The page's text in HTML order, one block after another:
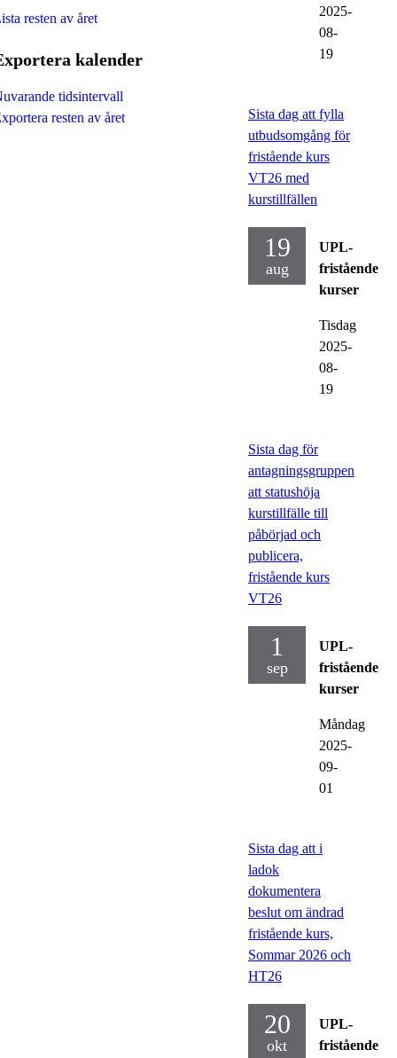
2025-
08-
19
Sista dag att fylla
utbudsomgång för
fristående kurs
VT26 med
kurstillfällen
19
aug
UPL-
fristående
kurser
Tisdag
2025-
08-
19
Sista dag för
antagningsgruppen
att statushöja
kurstillfälle till
påbörjad och
publicera,
fristående kurs
VT26
1
sep
UPL-
fristående
kurser
Måndag
2025-
09-
01
Sista dag att i
ladok
dokumentera
beslut om ändrad
fristående kurs,
Sommar 2026 och
HT26
20
okt
UPL-
fristående
resten av året
kalender
tidsintervall
resten av året